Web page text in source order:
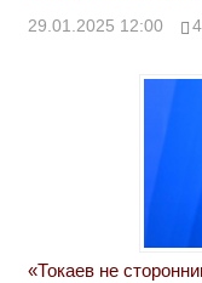
29.01.2025 12:00
«Токаев не